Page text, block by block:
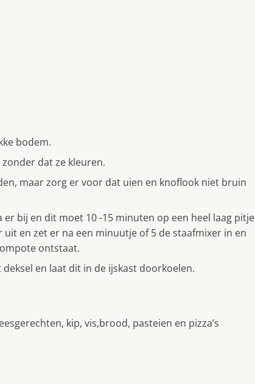
bodem.
dat ze kleuren.
maar zorg er voor dat uien en knoflook niet bruin
bij en dit moet 10 -15 minuten op een heel laag pitje
en zet er na een minuutje of 5 de staafmixer in en
ontstaat.
en laat dit in de ijskast doorkoelen.
kip, vis,brood, pasteien en pizza’s